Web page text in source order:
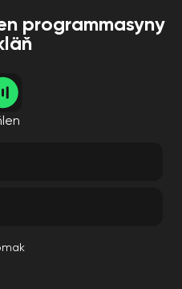
programmasyny